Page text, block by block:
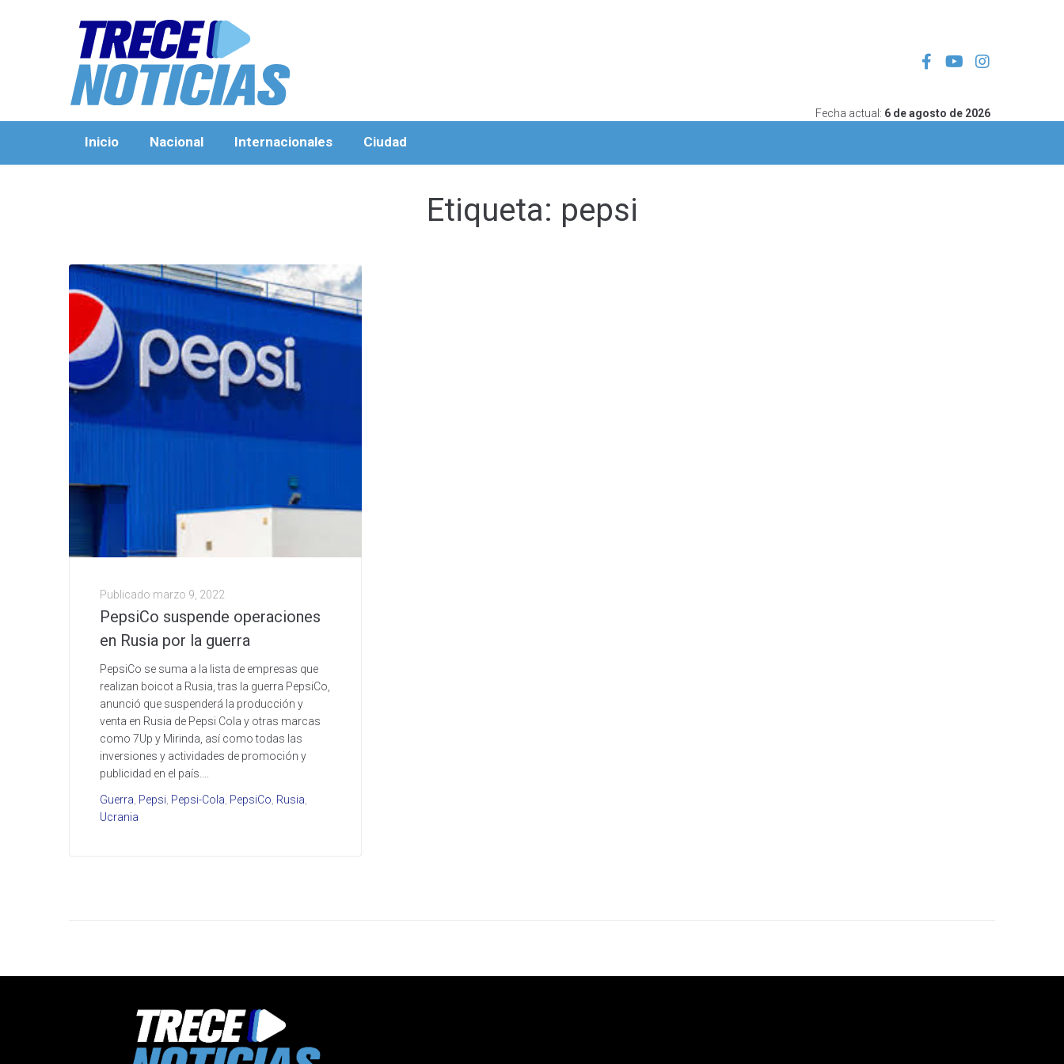
Fecha actual: 6 de agosto de 2026
Inicio Nacional Internacionales Ciudad
Etiqueta: pepsi
Publicado marzo 9, 2022
PepsiCo suspende operaciones
en Rusia por la guerra
PepsiCo se suma a la lista de empresas que
realizan boicot a Rusia, tras la guerra PepsiCo,
anunció que suspenderá la producción y
venta en Rusia de Pepsi Cola y otras marcas
como 7Up y Mirinda, así como todas las
inversiones y actividades de promoción y
publicidad en el país....
Guerra Pepsi Pepsi-Cola PepsiCo Rusia
Ucrania